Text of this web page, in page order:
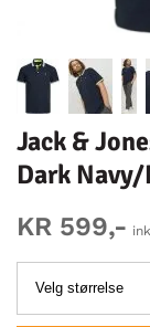
Jack &
Dark Navy/
KR 599,-